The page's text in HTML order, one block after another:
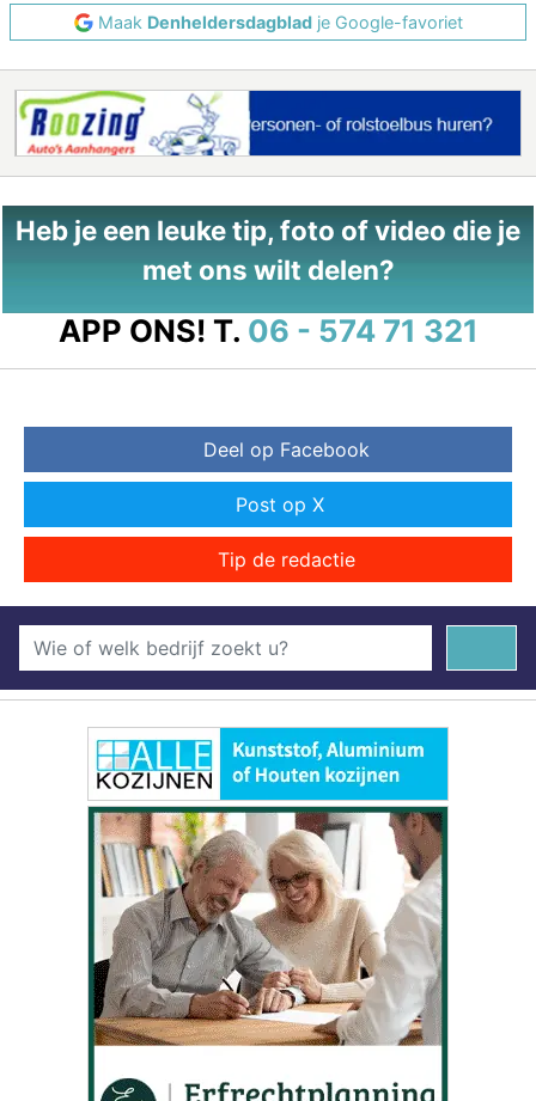
Maak Denheldersdagbladje Google-favoriet
Heb je een leuke tip, foto of video die je
met ons wilt delen?
APP ONS! T. 06 - 574 71 321
Deel op Facebook
Post op X
Tip de redactie